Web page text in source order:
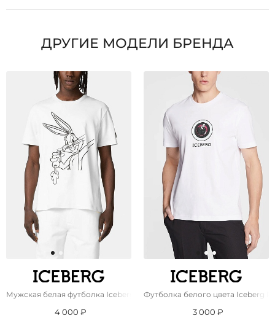
ДРУГИЕ МОДЕЛИ БРЕНДА
Мужская белая футболка Iceberg x Looney Tunes
4 000 ₽
Футболка белого цвета Iceberg
3 000 ₽